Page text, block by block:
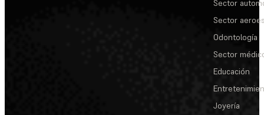
Sector
Sector
Odontología
Sector
Educación
Joyería